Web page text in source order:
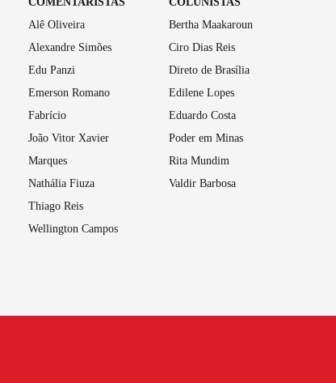
Alê Oliveira
Alexandre Simões
Edu Panzi
Emerson Romano
Fabrício
João Vitor Xavier
Marques
Nathália Fiuza
Thiago Reis
Wellington Campos
Bertha Maakaroun
Ciro Dias Reis
Direto de Brasília
Edilene Lopes
Eduardo Costa
Poder em Minas
Rita Mundim
Valdir Barbosa